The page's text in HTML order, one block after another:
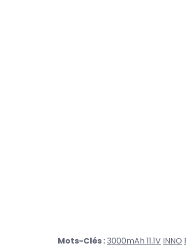
Mots-Clés :3000mAh 11.1V INNO